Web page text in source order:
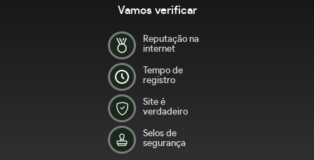
Vamos verificar
Reputação na
internet
Tempo de
registro
Site é
verdadeiro
Selos de
segurança